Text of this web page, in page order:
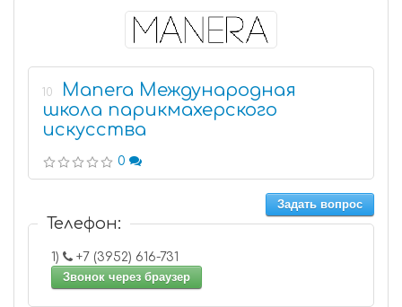
10
Manera Международная
школа парикмахерского
искусства
0
Задать вопрос
Телефон:
1)
+7 (3952) 616-731
Звонок через браузер